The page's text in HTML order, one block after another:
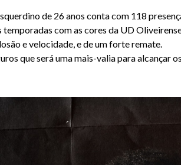
de 26 anos conta com 118
temporadas com as cores da UD
e velocidade, e de um forte remate.
que será uma mais-valia para alcançar